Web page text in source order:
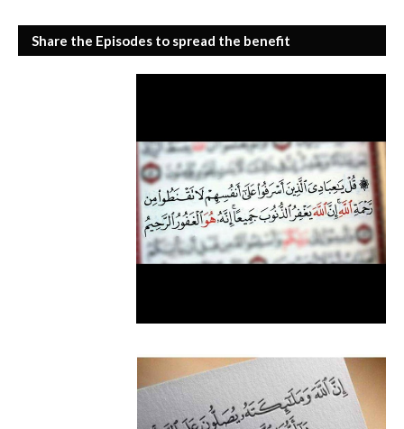
Share the Episodes to spread the benefit